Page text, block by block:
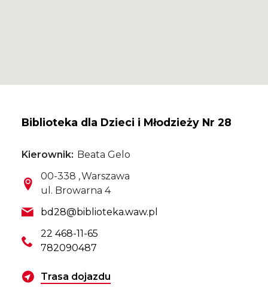
Biblioteka dla Dzieci i Młodzieży Nr 28
Kierownik Beata Gelo
Kod pocztowy
00-338 Miasto
Warszawa
Ulica
ul. Browarna 4
Email
bd28@biblioteka.waw.pl
Telefon
22 468-11-65
782090487
Wyznacz trasę dojazdu
Trasa dojazdu